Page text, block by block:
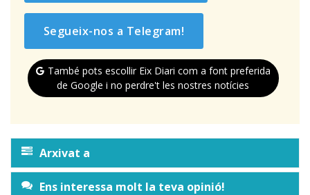
Segueix-nos a Telegram!
També pots escollir Eix Diari com a font preferida
de Google i no perdre't les nostres notícies
Arxivat a
Ens interessa molt la teva opinió!